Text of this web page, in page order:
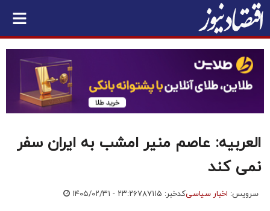
العربیه: عاصم منیر امشب به ایران سفر
نمی کند
سرویس: اخبار سیاسیکدخبر: ۷۸۷۱۱۵ ۱۴۰۵/۰۲/۳۱ - ۲۳:۲۶